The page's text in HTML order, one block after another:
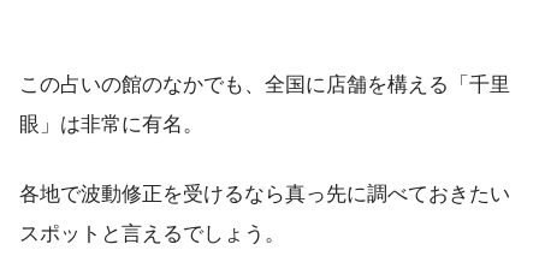
・金沢｜スピリチュアル・マザー ToMoKo
・金沢｜Holy Pegasus(ホーリーペガサス)
この占いの館のなかでも、全国に店舗を構える「千里
眼」は非常に有名。
各地で波動修正を受けるなら真っ先に調べておきたい
スポットと言えるでしょう。